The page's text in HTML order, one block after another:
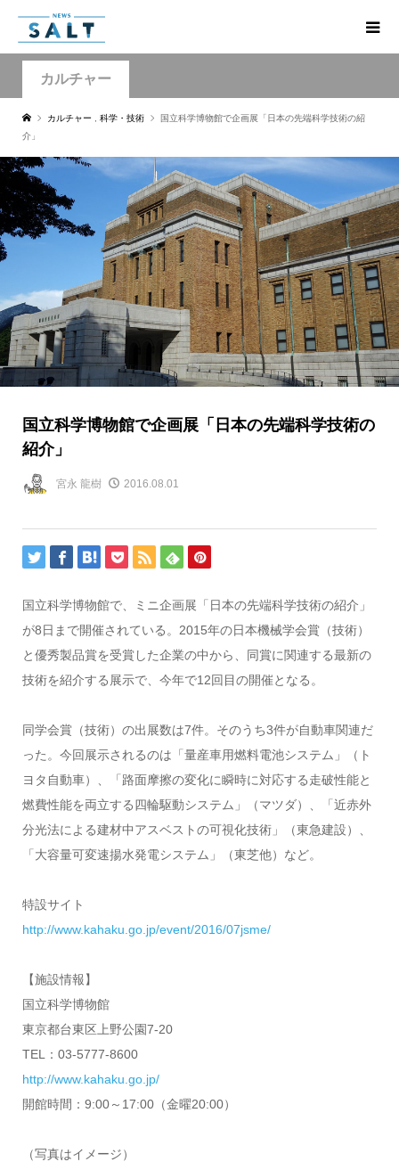
カルチャー
カルチャー 科学・技術
国立科学博物館で企画展「日本の先端科学技術の紹
介」
国立科学博物館で企画展「日本の先端科学技術の
紹介」
宮永 龍樹 2016.08.01
国立科学博物館で、ミニ企画展「日本の先端科学技術の紹介」
が8日まで開催されている。2015年の日本機械学会賞（技術）
と優秀製品賞を受賞した企業の中から、同賞に関連する最新の
技術を紹介する展示で、今年で12回目の開催となる。
同学会賞（技術）の出展数は7件。そのうち3件が自動車関連だ
った。今回展示されるのは「量産車用燃料電池システム」（ト
ヨタ自動車）、「路面摩擦の変化に瞬時に対応する走破性能と
燃費性能を両立する四輪駆動システム」（マツダ）、「近赤外
分光法による建材中アスベストの可視化技術」（東急建設）、
「大容量可変速揚水発電システム」（東芝他）など。
特設サイト
http://www.kahaku.go.jp/event/2016/07jsme/
【施設情報】
国立科学博物館
東京都台東区上野公園7-20
TEL：03-5777-8600
http://www.kahaku.go.jp/
開館時間：9:00～17:00（金曜20:00）
（写真はイメージ）